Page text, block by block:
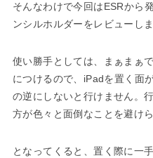
そんなわけで今回はESRから
ンシルホルダーをレビューしま
使い勝手としては、まぁまぁ
につけるので、iPadを置く面
の逆にしないと行けません。
方が色々と面倒なことを避け
となってくると、置く際に一